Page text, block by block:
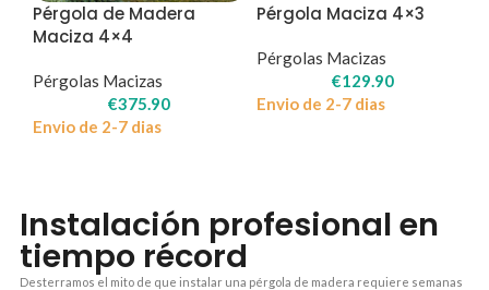
Pérgola de Madera
Maciza 4×4
Pérgolas Macizas
€375.90
Envio de 2-7 dias
Pérgola Maciza 4×3
Pérgolas Macizas
€129.90
Envio de 2-7 dias
Instalación profesional en
tiempo récord
Desterramos el mito de que instalar una pérgola de madera requiere semanas